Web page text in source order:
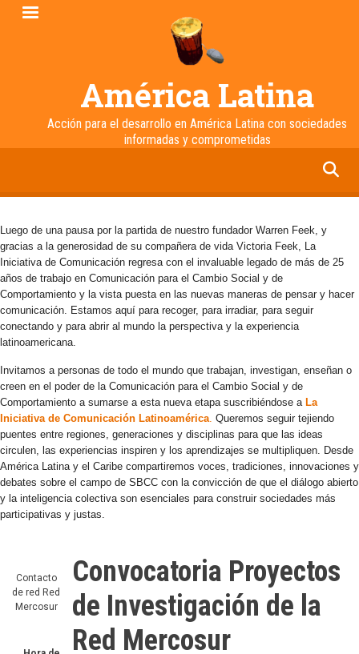
Pasar
América Latina
Acción para el desarrollo en América Latina con sociedades
informadas y comprometidas
Luego de una pausa por la partida de nuestro fundador Warren Feek, y
gracias a la generosidad de su compañera de vida Victoria Feek, La
Iniciativa de Comunicación regresa con el invaluable legado de más de 25
años de trabajo en Comunicación para el Cambio Social y de
Comportamiento y la vista puesta en las nuevas maneras de pensar y hacer
comunicación. Estamos aquí para recoger, para irradiar, para seguir
conectando y para abrir al mundo la perspectiva y la experiencia
latinoamericana.
Invitamos a personas de todo el mundo que trabajan, investigan, enseñan o
creen en el poder de la Comunicación para el Cambio Social y de
Comportamiento a sumarse a esta nueva etapa suscribiéndose a La
Iniciativa de Comunicación Latinoamérica. Queremos seguir tejiendo
puentes entre regiones, generaciones y disciplinas para que las ideas
circulen, las experiencias inspiren y los aprendizajes se multipliquen. Desde
América Latina y el Caribe compartiremos voces, tradiciones, innovaciones y
debates sobre el campo de SBCC con la convicción de que el diálogo abierto
y la inteligencia colectiva son esenciales para construir sociedades más
participativas y justas.
Contacto
de red Red
Mercosur
Convocatoria Proyectos
de Investigación de la
Red Mercosur